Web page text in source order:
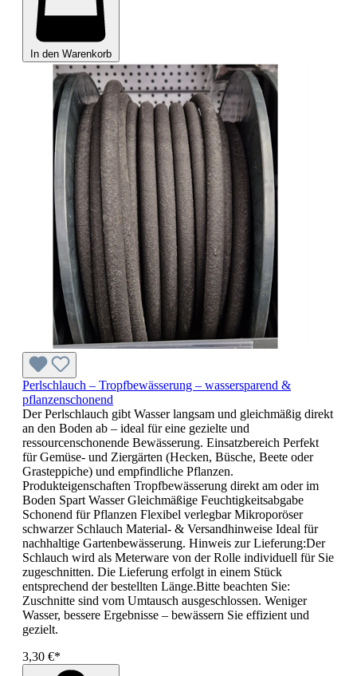
In den Warenkorb
Perlschlauch – Tropfbewässerung – wassersparend &
pflanzenschonend
Der Perlschlauch gibt Wasser langsam und gleichmäßig direkt
an den Boden ab – ideal für eine gezielte und
ressourcenschonende Bewässerung. Einsatzbereich Perfekt
für Gemüse- und Ziergärten (Hecken, Büsche, Beete oder
Grasteppiche) und empfindliche Pflanzen.
Produkteigenschaften Tropfbewässerung direkt am oder im
Boden Spart Wasser Gleichmäßige Feuchtigkeitsabgabe
Schonend für Pflanzen Flexibel verlegbar Mikroporöser
schwarzer Schlauch Material- & Versandhinweise Ideal für
nachhaltige Gartenbewässerung. Hinweis zur Lieferung:Der
Schlauch wird als Meterware von der Rolle individuell für Sie
zugeschnitten. Die Lieferung erfolgt in einem Stück
entsprechend der bestellten Länge.Bitte beachten Sie:
Zuschnitte sind vom Umtausch ausgeschlossen. Weniger
Wasser, bessere Ergebnisse – bewässern Sie effizient und
gezielt.
3,30 €*